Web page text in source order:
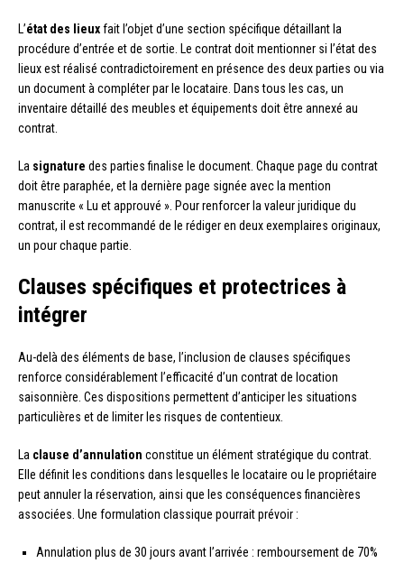
L’état des lieuxfait l’objet d’une section spécifique détaillant la
procédure d’entrée et de sortie. Le contrat doit mentionner si l’état des
lieux est réalisé contradictoirement en présence des deux parties ou via
un document à compléter par le locataire. Dans tous les cas, un
inventaire détaillé des meubles et équipements doit être annexé au
contrat.
La signature des parties finalise le document. Chaque page du contrat
doit être paraphée, et la dernière page signée avec la mention
manuscrite « Lu et approuvé ». Pour renforcer la valeur juridique du
contrat, il est recommandé de le rédiger en deux exemplaires originaux,
un pour chaque partie.
Clauses spécifiques et protectrices à
intégrer
Au-delà des éléments de base, l’inclusion de clauses spécifiques
renforce considérablement l’efficacité d’un contrat de location
saisonnière. Ces dispositions permettent d’anticiper les situations
particulières et de limiter les risques de contentieux.
La clause d’annulation constitue un élément stratégique du contrat.
Elle définit les conditions dans lesquelles le locataire ou le propriétaire
peut annuler la réservation, ainsi que les conséquences financières
associées. Une formulation classique pourrait prévoir :
Annulation plus de 30 jours avant l’arrivée : remboursement de 70%